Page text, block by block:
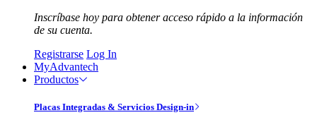
Inscríbase hoy para obtener acceso rápido a la información
de su cuenta.
Registrarse Log In
MyAdvantech
Productos
Placas Integradas & Servicios Design-in